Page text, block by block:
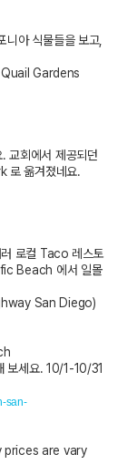
니아 식물들을 보고,
Gardens
.교회에서 제공되던
로 옮겨졌네요.
로컬 Taco 레스토
Beach 에서 일몰
San Diego)
보세요. 10/1-10/31
san-
prices are vary